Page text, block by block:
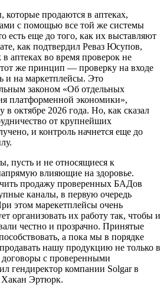
продаются в аптеках,
с помощью все той же системы
есть еще до того, как их выставляют
как подтвердил Реваз Юсупов,
аптеках во время проверок не
же принцип — проверку на входе
и на маркетплейсы. Это
законом «Об отдельных
платформенной экономики»,
в октябре 2026 года. Но, как сказал
от крупнейших
и контроль начнется еще до
пусть и не относящиеся к
влияющие на здоровье.
продажу проверенных БАДов
каналы, в первую очередь
этом марекетплейсы очень
организовать их работу так, чтобы и
честно и прозрачно. Принятые
а пока мы в порядке
нашу продукцию не только в
с проверенными
гендиректор компании Solgar в
Эртюрк.